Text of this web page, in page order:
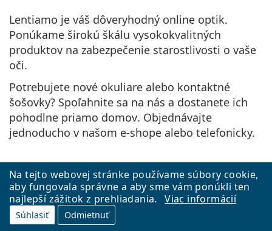
Na tejto webovej stránke používame súbory cookie,
aby fungovala správne a aby sme vám ponúkli ten
najlepší zážitok z prehliadania.
Viac informácií
Súhlasiť Odmietnuť
Lentiamo je váš dôveryhodný online optik.
Ponúkame širokú škálu vysokokvalitných
produktov na zabezpečenie starostlivosti o vaše
oči.
Potrebujete nové okuliare alebo kontaktné
šošovky? Spoľahnite sa na nás a dostanete ich
pohodlne priamo domov. Objednávajte
jednoducho v našom e-shope alebo telefonicky.
Nenechajte si ujsť nič dôležité.
Prihláste si náš e-mailový spravodaj!